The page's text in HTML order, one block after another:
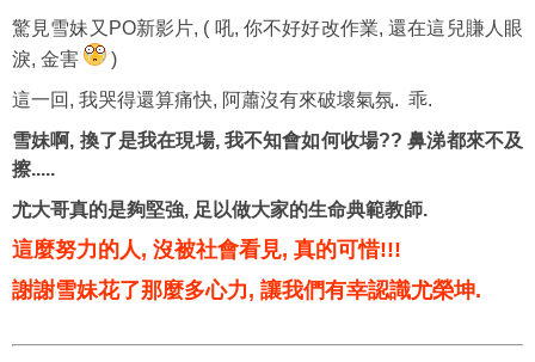
驚見雪妹又PO新影片, ( 吼, 你不好好改作業, 還在這兒賺人眼
淚, 金害
)
這一回, 我哭得還算痛快, 阿蕭沒有來破壞氣氛. 乖.
雪妹啊, 換了是我在現場, 我不知會如何收場?? 鼻涕都來不及
擦.....
尤大哥真的是夠堅強, 足以做大家的生命典範教師.
這麼努力的人, 沒被社會看見, 真的可惜!!!
謝謝雪妹花了那麼多心力, 讓我們有幸認識尤榮坤.